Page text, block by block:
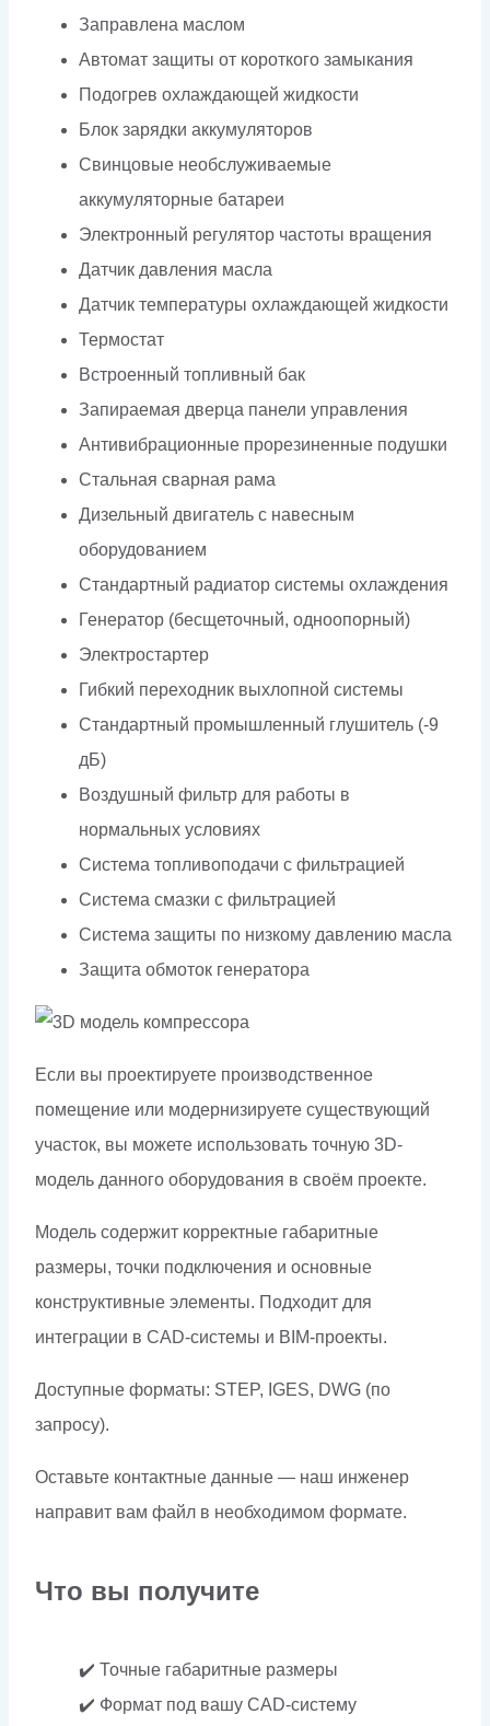
Заправлена маслом
Автомат защиты от короткого замыкания
Подогрев охлаждающей жидкости
Блок зарядки аккумуляторов
Свинцовые необслуживаемые
аккумуляторные батареи
Электронный регулятор частоты вращения
Датчик давления масла
Датчик температуры охлаждающей жидкости
Термостат
Встроенный топливный бак
Запираемая дверца панели управления
Антивибрационные прорезиненные подушки
Стальная сварная рама
Дизельный двигатель с навесным
оборудованием
Стандартный радиатор системы охлаждения
Генератор (бесщеточный, одноопорный)
Электростартер
Гибкий переходник выхлопной системы
Стандартный промышленный глушитель (-9
дБ)
Воздушный фильтр для работы в
нормальных условиях
Система топливоподачи с фильтрацией
Система смазки с фильтрацией
Система защиты по низкому давлению масла
Защита обмоток генератора
Если вы проектируете производственное
помещение или модернизируете существующий
участок, вы можете использовать точную 3D-
модель данного оборудования в своём проекте.
Модель содержит корректные габаритные
размеры, точки подключения и основные
конструктивные элементы. Подходит для
интеграции в CAD-системы и BIM-проекты.
Доступные форматы: STEP, IGES, DWG (по
запросу).
Оставьте контактные данные — наш инженер
направит вам файл в необходимом формате.
Что вы получите
✔️ Точные габаритные размеры
✔️ Формат под вашу CAD-систему